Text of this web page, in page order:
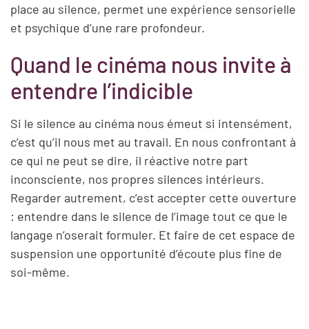
place au silence, permet une expérience sensorielle
et psychique d’une rare profondeur.
Quand le cinéma nous invite à
entendre l’indicible
Si le silence au cinéma nous émeut si intensément,
c’est qu’il nous met au travail. En nous confrontant à
ce qui ne peut se dire, il réactive notre part
inconsciente, nos propres silences intérieurs.
Regarder autrement, c’est accepter cette ouverture
: entendre dans le silence de l’image tout ce que le
langage n’oserait formuler. Et faire de cet espace de
suspension une opportunité d’écoute plus fine de
soi-même.